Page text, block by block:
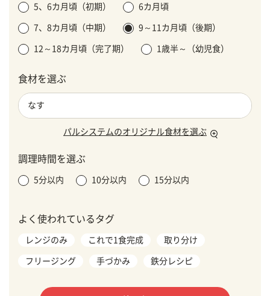
5、6カ月頃（初期） 6カ月頃
7、8カ月頃（中期） 9～11カ月頃（後期）
12～18カ月頃（完了期） 1歳半～（幼児食）
食材を選ぶ
パルシステムのオリジナル食材を選ぶ
調理時間を選ぶ
5分以内 10分以内 15分以内
よく使われているタグ
レンジのみ これで1食完成 取り分け
フリージング 手づかみ 鉄分レシピ